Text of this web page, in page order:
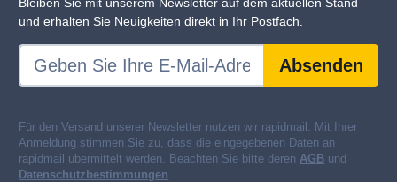
und erhalten Sie Neuigkeiten direkt in Ihr Postfach.
Absenden
Für den Versand unserer Newsletter nutzen wir rapidmail. Mit Ihrer
Anmeldung stimmen Sie zu, dass die eingegebenen Daten an
rapidmail übermittelt werden. Beachten Sie bitte deren AGB und
Datenschutzbestimmungen